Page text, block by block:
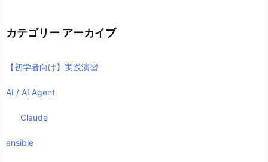
カテゴリー アーカイブ
【初学者向け】実践演習
AI / AI Agent
Claude
ansible